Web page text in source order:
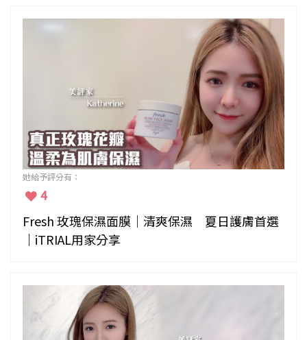
她給予評分有：
4
Fresh 玫瑰保濕面膜｜清爽保濕 夏日護膚首選
｜iTRIAL用家分享